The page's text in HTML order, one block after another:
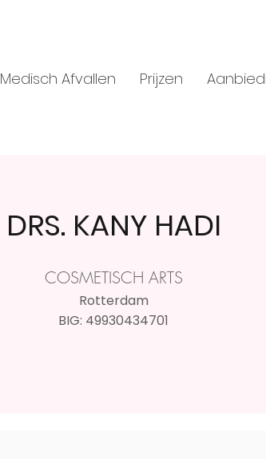
Medisch Afvallen Prijzen
DRS. KANY HADI
COSMETISCH ARTS
Rotterdam
BIG: 49930434701